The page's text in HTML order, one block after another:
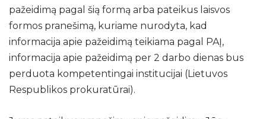
pažeidimą pagal šią formą arba pateikus laisvos
formos pranešimą, kuriame nurodyta, kad
informacija apie pažeidimą teikiama pagal PAĮ,
informacija apie pažeidimą per 2 darbo dienas bus
perduota kompetentingai institucijai (Lietuvos
Respublikos prokuratūrai).